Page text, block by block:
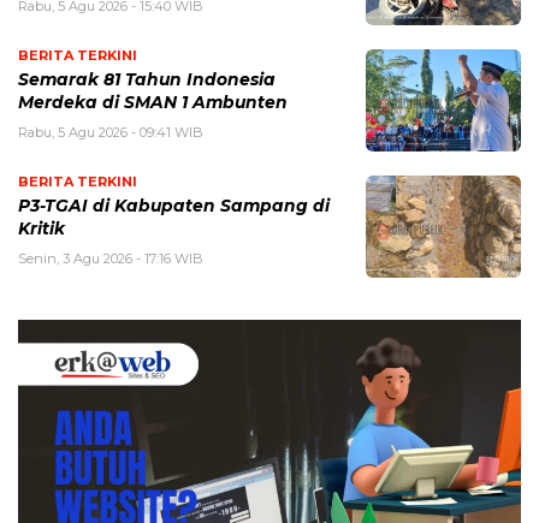
Rabu, 5 Agu 2026 - 15:40 WIB
BERITA TERKINI
Semarak 81 Tahun Indonesia
Merdeka di SMAN 1 Ambunten
Rabu, 5 Agu 2026 - 09:41 WIB
BERITA TERKINI
P3-TGAI di Kabupaten Sampang di
Kritik
Senin, 3 Agu 2026 - 17:16 WIB